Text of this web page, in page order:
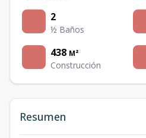
2
½ Baños
438 M²
Construcción
Resumen